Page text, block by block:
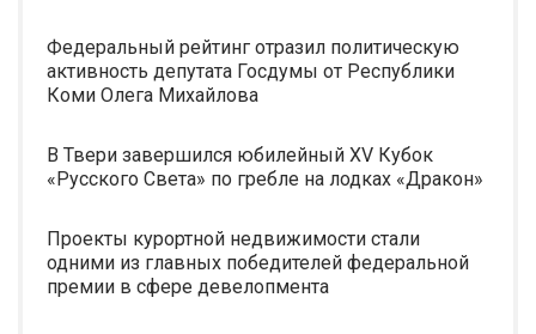
Федеральный рейтинг отразил политическую
активность депутата Госдумы от Республики
Коми Олега Михайлова
В Твери завершился юбилейный XV Кубок
«Русского Света» по гребле на лодках «Дракон»
Проекты курортной недвижимости стали
одними из главных победителей федеральной
премии в сфере девелопмента